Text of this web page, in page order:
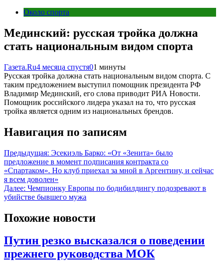
Около спорта
Мединский: русская тройка должна
стать национальным видом спорта
Газета.Ru4 месяца спустя01 минуты
Русская тройка должна стать национальным видом спорта. С
таким предложением выступил помощник президента РФ
Владимир Мединский, его слова приводит РИА Новости.
Помощник российского лидера указал на то, что русская
тройка является одним из национальных брендов.
Навигация по записям
Предыдущая: Эсекиэль Барко: «От «Зенита» было
предложение в момент подписания контракта со
«Спартаком». Но клуб приехал за мной в Аргентину, и сейчас
я всем доволен»
Далее: Чемпионку Европы по бодибилдингу подозревают в
убийстве бывшего мужа
Похожие новости
Путин резко высказался о поведении
прежнего руководства МОК